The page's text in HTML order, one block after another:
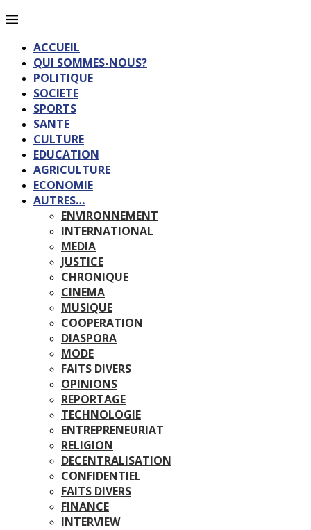
ACCUEIL
QUI SOMMES-NOUS?
POLITIQUE
SOCIETE
SPORTS
SANTE
CULTURE
EDUCATION
AGRICULTURE
ECONOMIE
AUTRES…
ENVIRONNEMENT
INTERNATIONAL
MEDIA
JUSTICE
CHRONIQUE
CINEMA
MUSIQUE
COOPERATION
DIASPORA
MODE
FAITS DIVERS
OPINIONS
REPORTAGE
TECHNOLOGIE
ENTREPRENEURIAT
RELIGION
DECENTRALISATION
CONFIDENTIEL
FAITS DIVERS
FINANCE
INTERVIEW